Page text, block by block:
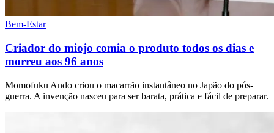
Bem-Estar
Criador do miojo comia o produto todos os dias e
morreu aos 96 anos
Momofuku Ando criou o macarrão instantâneo no Japão do pós-
guerra. A invenção nasceu para ser barata, prática e fácil de preparar.